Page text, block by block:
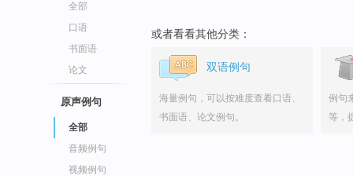
全部
口语
书面语
论文
原声例句
全部
音频例句
视频例句
或者看看其他分类：
双语例句
海量例句，可以按难度查看口语、
书面语、论文例句。
例句
等，